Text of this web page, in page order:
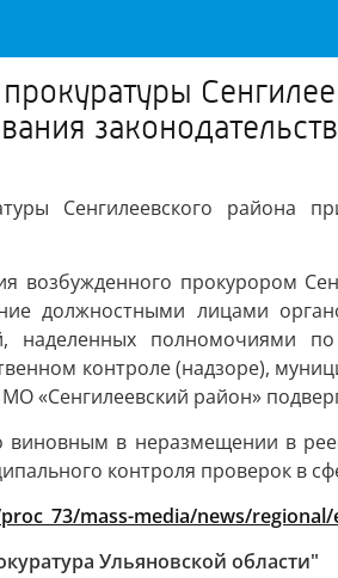
Сенгилеевского района
возбужденного прокурором
должностными лицами
наделенных полномочиями по
контроле (надзоре),
«Сенгилеевский район»
в неразмещении в
контроля проверок в
mass-media/news/regional/
Ульяновской области"